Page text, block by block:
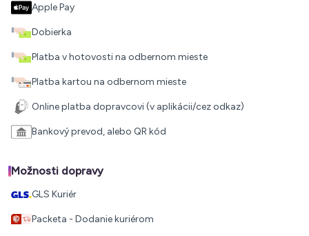
Apple Pay
Dobierka
Platba v hotovosti na odbernom mieste
Platba kartou na odbernom mieste
Online platba dopravcovi (v aplikácii/cez odkaz)
Bankový prevod, alebo QR kód
Možnosti dopravy
GLS Kuriér
Packeta - Dodanie kuriérom